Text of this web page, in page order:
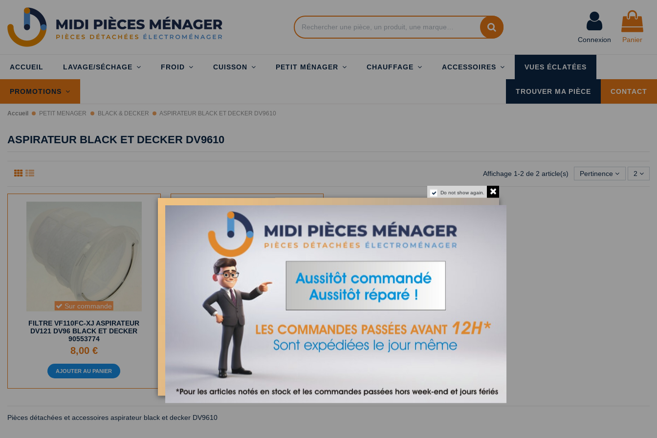
Connexion Panier
ACCUEIL LAVAGE/SÉCHAGE FROID CUISSON PETIT MÉNAGER CHAUFFAGE ACCESSOIRES VUES ÉCLATÉES
PROMOTIONS CONTACT
TROUVER MA PIÈCE
Accueil PETIT MENAGER BLACK & DECKER ASPIRATEUR BLACK ET DECKER DV9610
ASPIRATEUR BLACK ET DECKER DV9610
Affichage 1-2 de 2 article(s) Pertinence 2
Sur commande
FILTRE VF110FC-XJ ASPIRATEUR
DV121 DV96 BLACK ET DECKER
90553774
8,00 €
AJOUTER AU PANIER
Définitivement épuisé
DEFLECTEUR DE FILTRE ASPIRATEUR
DV7210 BLACK ET DECKER 90568496
4,50 €
VIEW
Pièces détachées et accessoires aspirateur black et decker DV9610
Do not show again.